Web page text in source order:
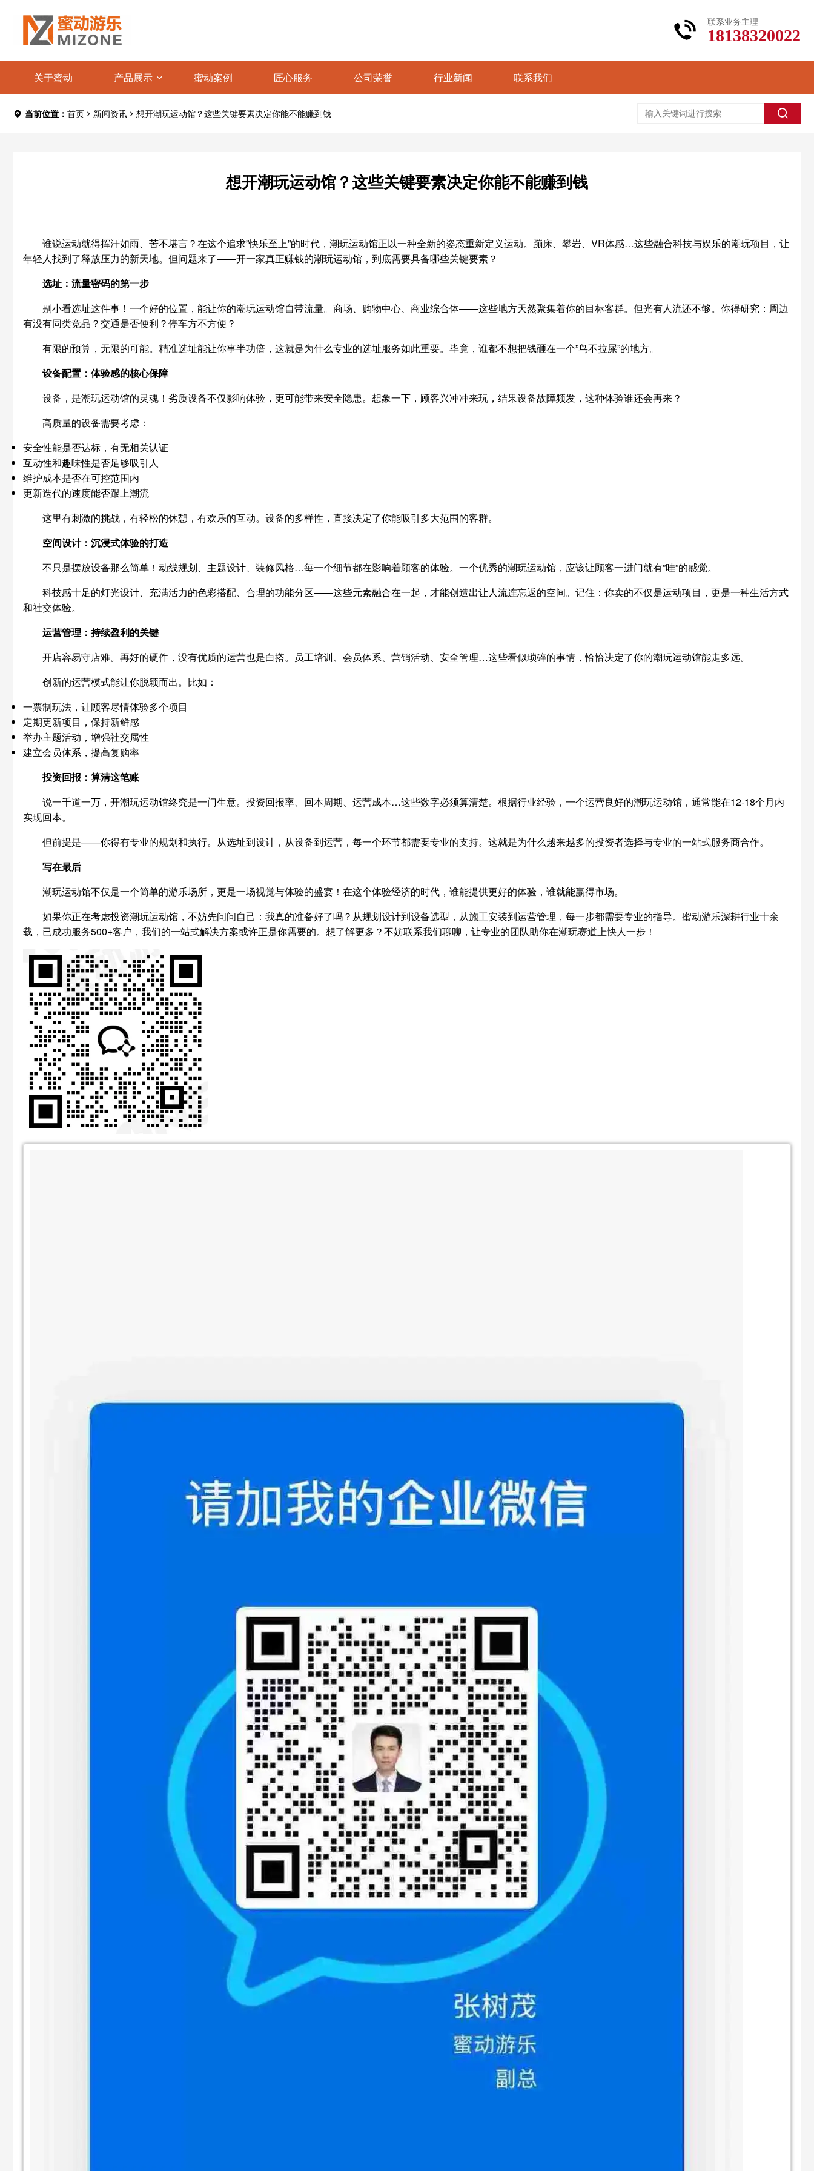
联系业务主理
18138320022
关于蜜动 产品展示 蜜动案例 匠心服务 公司荣誉 行业新闻 联系我们
当前位置： 首页 新闻资讯 想开潮玩运动馆？这些关键要素决定你能不能赚到钱
想开潮玩运动馆？这些关键要素决定你能不能赚到钱
谁说运动就得挥汗如雨、苦不堪言？在这个追求”快乐至上”的时代，潮玩运动馆正以一种全新的姿态重新定义运动。蹦床、攀岩、VR体感…这些融合科技与娱乐的潮玩项目，让
年轻人找到了释放压力的新天地。但问题来了——开一家真正赚钱的潮玩运动馆，到底需要具备哪些关键要素？
选址：流量密码的第一步
别小看选址这件事！一个好的位置，能让你的潮玩运动馆自带流量。商场、购物中心、商业综合体——这些地方天然聚集着你的目标客群。但光有人流还不够。你得研究：周边
有没有同类竞品？交通是否便利？停车方不方便？
有限的预算，无限的可能。精准选址能让你事半功倍，这就是为什么专业的选址服务如此重要。毕竟，谁都不想把钱砸在一个”鸟不拉屎”的地方。
设备配置：体验感的核心保障
设备，是潮玩运动馆的灵魂！劣质设备不仅影响体验，更可能带来安全隐患。想象一下，顾客兴冲冲来玩，结果设备故障频发，这种体验谁还会再来？
高质量的设备需要考虑：
安全性能是否达标，有无相关认证
互动性和趣味性是否足够吸引人
维护成本是否在可控范围内
更新迭代的速度能否跟上潮流
这里有刺激的挑战，有轻松的休憩，有欢乐的互动。设备的多样性，直接决定了你能吸引多大范围的客群。
空间设计：沉浸式体验的打造
不只是摆放设备那么简单！动线规划、主题设计、装修风格…每一个细节都在影响着顾客的体验。一个优秀的潮玩运动馆，应该让顾客一进门就有”哇”的感觉。
科技感十足的灯光设计、充满活力的色彩搭配、合理的功能分区——这些元素融合在一起，才能创造出让人流连忘返的空间。记住：你卖的不仅是运动项目，更是一种生活方式
和社交体验。
运营管理：持续盈利的关键
开店容易守店难。再好的硬件，没有优质的运营也是白搭。员工培训、会员体系、营销活动、安全管理…这些看似琐碎的事情，恰恰决定了你的潮玩运动馆能走多远。
创新的运营模式能让你脱颖而出。比如：
一票制玩法，让顾客尽情体验多个项目
定期更新项目，保持新鲜感
举办主题活动，增强社交属性
建立会员体系，提高复购率
投资回报：算清这笔账
说一千道一万，开潮玩运动馆终究是一门生意。投资回报率、回本周期、运营成本…这些数字必须算清楚。根据行业经验，一个运营良好的潮玩运动馆，通常能在12-18个月内
实现回本。
但前提是——你得有专业的规划和执行。从选址到设计，从设备到运营，每一个环节都需要专业的支持。这就是为什么越来越多的投资者选择与专业的一站式服务商合作。
写在最后
潮玩运动馆不仅是一个简单的游乐场所，更是一场视觉与体验的盛宴！在这个体验经济的时代，谁能提供更好的体验，谁就能赢得市场。
如果你正在考虑投资潮玩运动馆，不妨先问问自己：我真的准备好了吗？从规划设计到设备选型，从施工安装到运营管理，每一步都需要专业的指导。蜜动游乐深耕行业十余
载，已成功服务500+客户，我们的一站式解决方案或许正是你需要的。想了解更多？不妨联系我们聊聊，让专业的团队助你在潮玩赛道上快人一步！